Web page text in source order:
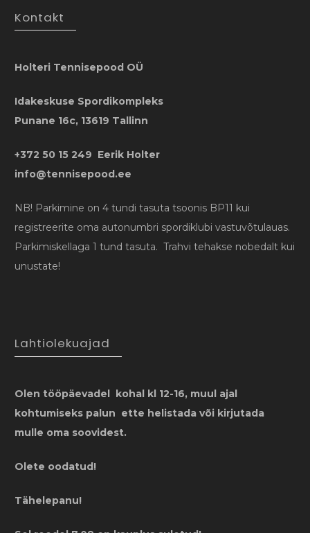
Kontakt
Holteri Tennisepood OÜ
Idakeskuse Spordikompleks
Punane 16c, 13619 Tallinn
+372 50 15 249 Eerik Holter
info@tennisepood.ee
NB! Parkimine on 4 tundi tasuta tsoonis BP11 kui
registreerite oma autonumbri spordiklubi vastuvõtulauas.
Parkimiskellaga 1 tund tasuta. Trahvi tehakse nobedalt kui
unustate!
Lahtiolekuajad
Olen tööpäevadel kohal kl 12-16, muul ajal
kohtumiseks palun ette helistada või kirjutada
mulle oma soovidest.
Olete oodatud!
Tähelepanu!